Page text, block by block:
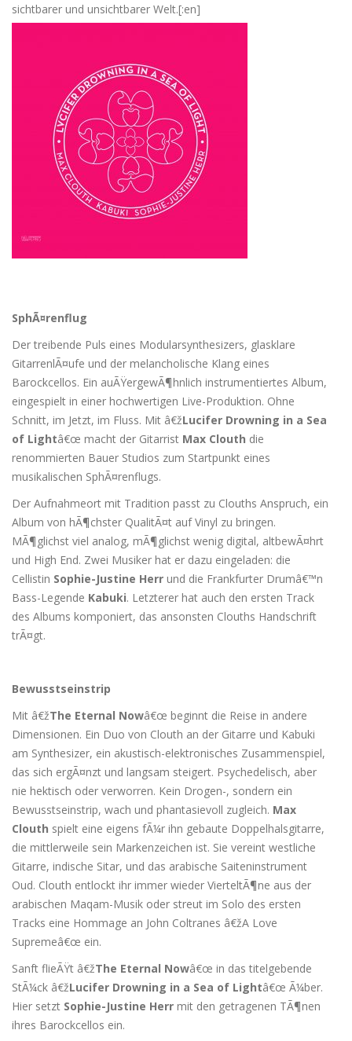
sichtbarer und unsichtbarer Welt.[:en]
SphÃ¤renflug
Der treibende Puls eines Modularsynthesizers, glasklare
GitarrenlÃ¤ufe und der melancholische Klang eines
Barockcellos. Ein auÃŸergewÃ¶hnlich instrumentiertes Album,
eingespielt in einer hochwertigen Live-Produktion. Ohne
Schnitt, im Jetzt, im Fluss. Mit â€žLucifer Drowning in a Sea
of Lightâ€œ macht der Gitarrist Max Clouth die
renommierten Bauer Studios zum Startpunkt eines
musikalischen SphÃ¤renflugs.
Der Aufnahmeort mit Tradition passt zu Clouths Anspruch, ein
Album von hÃ¶chster QualitÃ¤t auf Vinyl zu bringen.
MÃ¶glichst viel analog, mÃ¶glichst wenig digital, altbewÃ¤hrt
und High End. Zwei Musiker hat er dazu eingeladen: die
Cellistin Sophie-Justine Herr und die Frankfurter Drumâ€™n
Bass-Legende Kabuki. Letzterer hat auch den ersten Track
des Albums komponiert, das ansonsten Clouths Handschrift
trÃ¤gt.
Bewusstseinstrip
Mit â€žThe Eternal Nowâ€œ beginnt die Reise in andere
Dimensionen. Ein Duo von Clouth an der Gitarre und Kabuki
am Synthesizer, ein akustisch-elektronisches Zusammenspiel,
das sich ergÃ¤nzt und langsam steigert. Psychedelisch, aber
nie hektisch oder verworren. Kein Drogen-, sondern ein
Bewusstseinstrip, wach und phantasievoll zugleich. Max
Clouth spielt eine eigens fÃ¼r ihn gebaute Doppelhalsgitarre,
die mittlerweile sein Markenzeichen ist. Sie vereint westliche
Gitarre, indische Sitar, und das arabische Saiteninstrument
Oud. Clouth entlockt ihr immer wieder VierteltÃ¶ne aus der
arabischen Maqam-Musik oder streut im Solo des ersten
Tracks eine Hommage an John Coltranes â€žA Love
Supremeâ€œ ein.
Sanft flieÃŸt â€žThe Eternal Nowâ€œ in das titelgebende
StÃ¼ck â€žLucifer Drowning in a Sea of Lightâ€œ Ã¼ber.
Hier setzt Sophie-Justine Herr mit den getragenen TÃ¶nen
ihres Barockcellos ein.